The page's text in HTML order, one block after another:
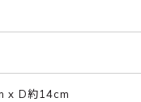
x D約14cm